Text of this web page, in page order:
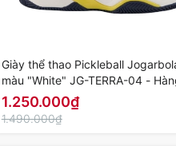
Giày thể thao Pickleball
màu "White" JG-TERRA-04 -
Chính Hãng
1.250.000₫
1.490.000₫